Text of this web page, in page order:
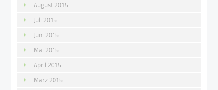
August 2015
Juli 2015
Juni 2015
Mai 2015
April 2015
März 2015